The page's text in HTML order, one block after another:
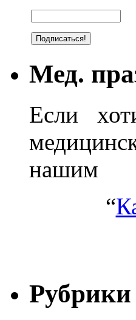
Мед.
Если
нашим
“
Рубрики